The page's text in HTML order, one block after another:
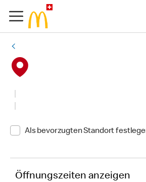
Als bevorzugten Standort
Öffnungszeiten anzeigen